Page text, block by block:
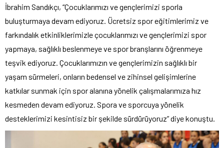
İbrahim Sandıkçı, “Çocuklarımızı ve gençlerimizi sporla
buluşturmaya devam ediyoruz. Ücretsiz spor eğitimlerimiz ve
farkındalık etkinliklerimizle çocuklarımızı ve gençlerimizi spor
yapmaya, sağlıklı beslenmeye ve spor branşlarını öğrenmeye
teşvik ediyoruz. Çocuklarımızın ve gençlerimizin sağlıklı bir
yaşam sürmeleri, onların bedensel ve zihinsel gelişimlerine
katkılar sunmak için spor alanına yönelik çalışmalarımıza hız
kesmeden devam ediyoruz. Spora ve sporcuya yönelik
desteklerimizi kesintisiz bir şekilde sürdürüyoruz” diye konuştu.